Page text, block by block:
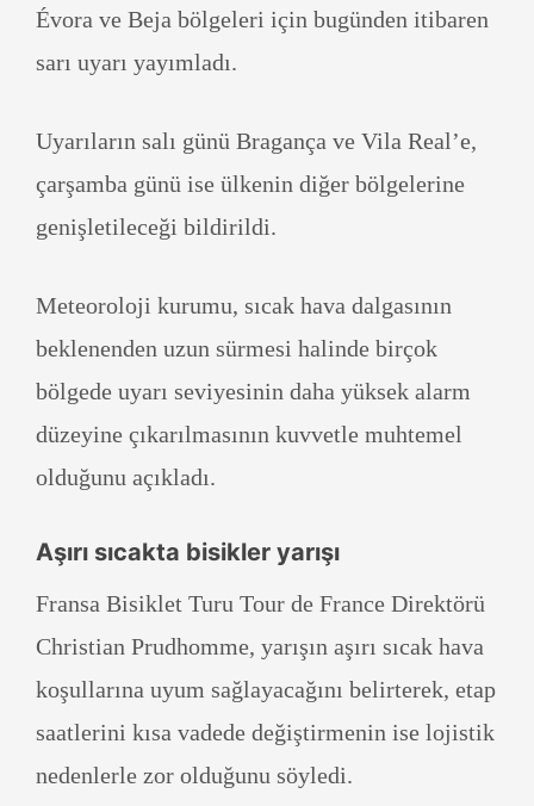
Évora ve Beja bölgeleri için bugünden itibaren
sarı uyarı yayımladı.
Uyarıların salı günü Bragança ve Vila Real’e,
çarşamba günü ise ülkenin diğer bölgelerine
genişletileceği bildirildi.
Meteoroloji kurumu, sıcak hava dalgasının
beklenenden uzun sürmesi halinde birçok
bölgede uyarı seviyesinin daha yüksek alarm
düzeyine çıkarılmasının kuvvetle muhtemel
olduğunu açıkladı.
Aşırı sıcakta bisikler yarışı
Fransa Bisiklet Turu Tour de France Direktörü
Christian Prudhomme, yarışın aşırı sıcak hava
koşullarına uyum sağlayacağını belirterek, etap
saatlerini kısa vadede değiştirmenin ise lojistik
nedenlerle zor olduğunu söyledi.